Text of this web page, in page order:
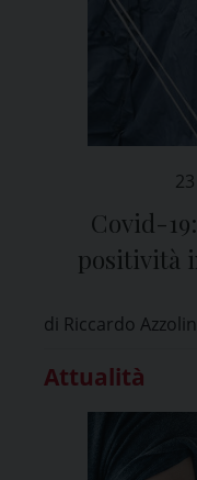
Covid-
positività
di Riccardo Azzolini
Attualità